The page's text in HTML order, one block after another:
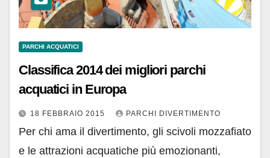
PARCHI ACQUATICI
Classifica 2014 dei migliori parchi
acquatici in Europa
18 FEBBRAIO 2015 PARCHI DIVERTIMENTO
Per chi ama il divertimento, gli scivoli mozzafiato
e le attrazioni acquatiche più emozionanti,